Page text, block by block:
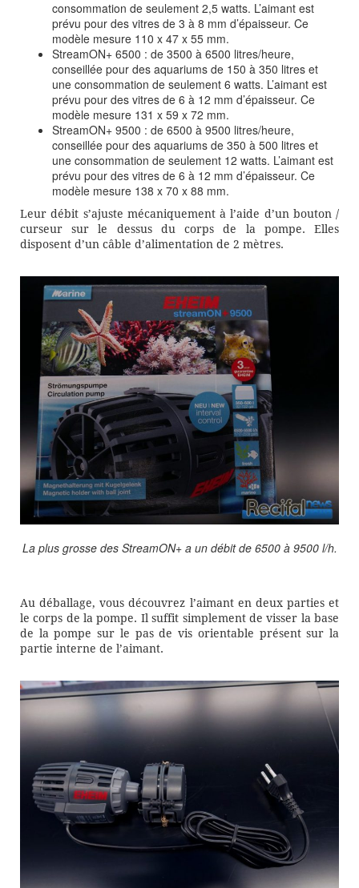
consommation de seulement 2,5 watts. L’aimant est
prévu pour des vitres de 3 à 8 mm d’épaisseur. Ce
modèle mesure 110 x 47 x 55 mm.
StreamON+ 6500 : de 3500 à 6500 litres/heure,
conseillée pour des aquariums de 150 à 350 litres et
une consommation de seulement 6 watts. L’aimant est
prévu pour des vitres de 6 à 12 mm d’épaisseur. Ce
modèle mesure 131 x 59 x 72 mm.
StreamON+ 9500 : de 6500 à 9500 litres/heure,
conseillée pour des aquariums de 350 à 500 litres et
une consommation de seulement 12 watts. L’aimant est
prévu pour des vitres de 6 à 12 mm d’épaisseur. Ce
modèle mesure 138 x 70 x 88 mm.
Leur débit s’ajuste mécaniquement à l’aide d’un bouton /
curseur sur le dessus du corps de la pompe. Elles
disposent d’un câble d’alimentation de 2 mètres.
La plus grosse des StreamON+ a un débit de 6500 à 9500 l/h.
Au déballage, vous découvrez l’aimant en deux parties et
le corps de la pompe. Il suffit simplement de visser la base
de la pompe sur le pas de vis orientable présent sur la
partie interne de l’aimant.